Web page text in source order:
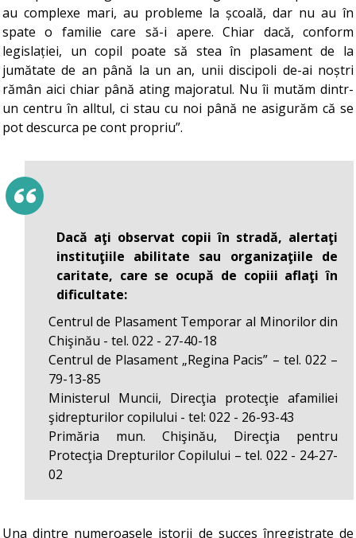
au complexe mari, au probleme la școală, dar nu au în
spate o familie care să-i apere. Chiar dacă, conform
legislației, un copil poate să stea în plasament de la
jumătate de an până la un an, unii discipoli de-ai noștri
rămân aici chiar până ating majoratul. Nu îi mutăm dintr-
un centru în alltul, ci stau cu noi până ne asigurăm că se
pot descurca pe cont propriu”.
Dacă aţi observat copii în stradă, alertaţi
instituţiile abilitate sau organizaţiile de
caritate, care se ocupă de copiii aflaţi în
dificultate:
Centrul de Plasament Temporar al Minorilor din
Chişinău - tel. 022 - 27-40-18
Centrul de Plasament „Regina Pacis” – tel. 022 –
79-13-85
Ministerul Muncii, Direcţia protecţie afamiliei
şidrepturilor copilului - tel: 022 - 26-93-43
Primăria mun. Chişinău, Direcţia pentru
Protecţia Drepturilor Copilului – tel. 022 - 24-27-
02
Una dintre numeroasele istorii de succes înregistrate de